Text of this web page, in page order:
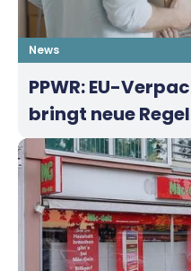
News
PPWR: EU-
bringt neue